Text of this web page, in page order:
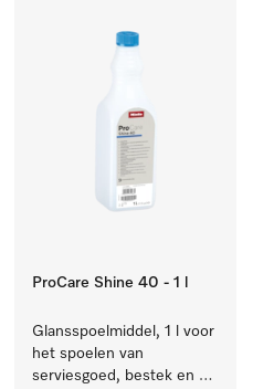
ProCare Shine 40 - 1 l
Glansspoelmiddel, 1 l voor
het spoelen van
serviesgoed, bestek en